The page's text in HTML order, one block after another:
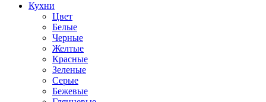
Кухни
Цвет
Белые
Черные
Желтые
Красные
Зеленые
Серые
Бежевые